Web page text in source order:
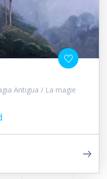
Antigua / La magie